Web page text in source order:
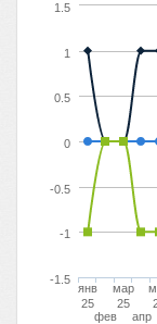
янв
25
фев
мар
25
апр
-1.5
-1
-0.5
0
0.5
1
1.5